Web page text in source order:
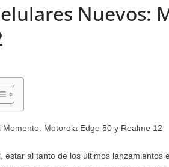
Nuevos:
Motorola Edge 50 y Realme 12
estar al tanto de los últimos lanzamientos